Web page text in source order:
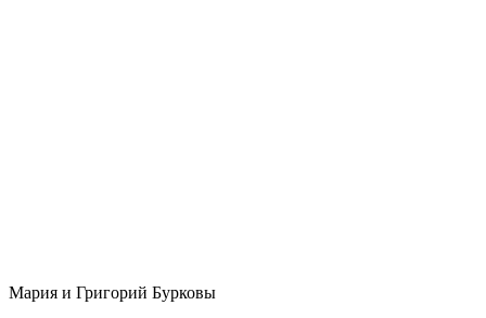
Мария и Григорий Бурковы